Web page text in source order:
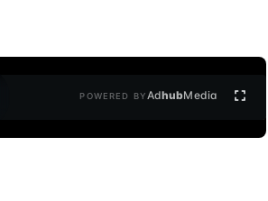
POWERED BYAdhubMedia